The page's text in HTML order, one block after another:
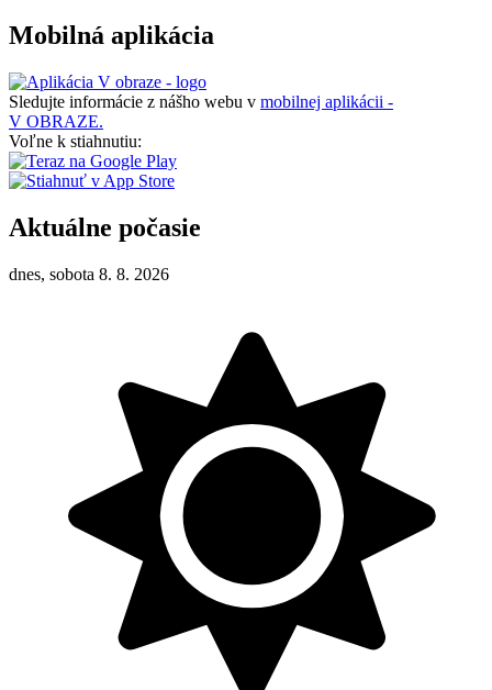
Mobilná aplikácia
Sledujte informácie z nášho webu v mobilnej aplikácii -
V OBRAZE.
Voľne k stiahnutiu:
Aktuálne počasie
dnes, sobota 8. 8. 2026